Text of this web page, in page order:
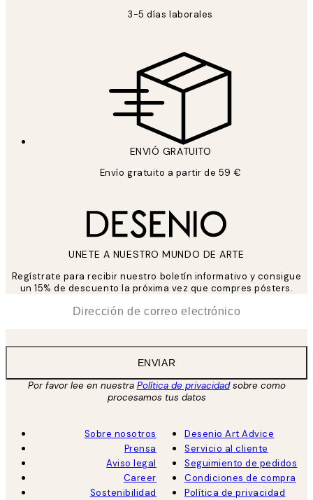
3-5 días laborales
ENVIÓ GRATUITO
Envío gratuito a partir de 59 €
UNETE A NUESTRO MUNDO DE ARTE
Regístrate para recibir nuestro boletín informativo y consigue
un 15% de descuento la próxima vez que compres pósters.
ENVIAR
Por favor lee en nuestra Política de privacidadsobre como
procesamos tus datos
Sobre nosotros
Prensa
Aviso legal
Career
Sostenibilidad
Desenio Art Advice
Servicio al cliente
Seguimiento de pedidos
Condiciones de compra
Política de privacidad